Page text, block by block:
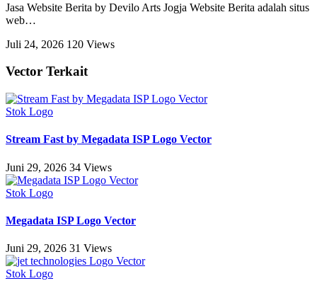
Jasa Website Berita by Devilo Arts Jogja Website Berita adalah situs
web…
Juli 24, 2026 120 Views
Vector Terkait
Stok Logo
Stream Fast by Megadata ISP Logo Vector
Juni 29, 2026 34 Views
Stok Logo
Megadata ISP Logo Vector
Juni 29, 2026 31 Views
Stok Logo